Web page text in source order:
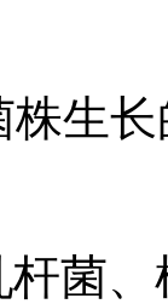
株生
菌